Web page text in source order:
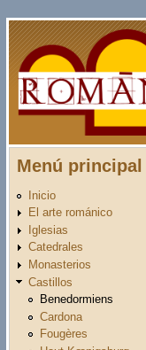
Pasar al contenido principal
Menú principal
Inicio
El arte románico
Iglesias
Catedrales
Monasterios
Castillos
Benedormiens
Cardona
Fougères